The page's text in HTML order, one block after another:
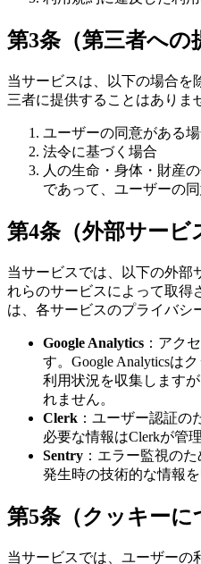
第3条（第三者への
当サービスは、以下の場合を
三者に提供することはありま
ユーザーの同意がある
法令に基づく場合
人の生命・身体・財産
であって、ユーザーの
第4条（外部サービ
当サービスでは、以下の外部
れらのサービスによって取得
は、各サービスのプライバシ
Google Analytics ：アク
す。Google Analyticsは
利用状況を収集します
れません。
Clerk ：ユーザー認証の
必要な情報はClerkが管
Sentry ：エラー監視の
発生時の技術的な情報を
第5条（クッキーに
当サービスでは、ユーザーの